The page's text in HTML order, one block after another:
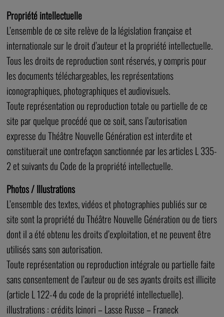
Propriété intellectuelle
L’ensemble de ce site relève de la législation française et
internationale sur le droit d’auteur et la propriété intellectuelle.
Tous les droits de reproduction sont réservés, y compris pour
les documents téléchargeables, les représentations
iconographiques, photographiques et audiovisuels.
Toute représentation ou reproduction totale ou partielle de ce
site par quelque procédé que ce soit, sans l’autorisation
expresse du Théâtre Nouvelle Génération est interdite et
constituerait une contrefaçon sanctionnée par les articles L 335-
2 et suivants du Code de la propriété intellectuelle.
Photos / Illustrations
L’ensemble des textes, vidéos et photographies publiés sur ce
site sont la propriété du Théâtre Nouvelle Génération ou de tiers
dont il a été obtenu les droits d’exploitation, et ne peuvent être
utilisés sans son autorisation.
Toute représentation ou reproduction intégrale ou partielle faite
sans consentement de l’auteur ou de ses ayants droits est illicite
(article L 122-4 du code de la propriété intellectuelle).
illustrations : crédits Icinori – Lasse Russe – Franeck